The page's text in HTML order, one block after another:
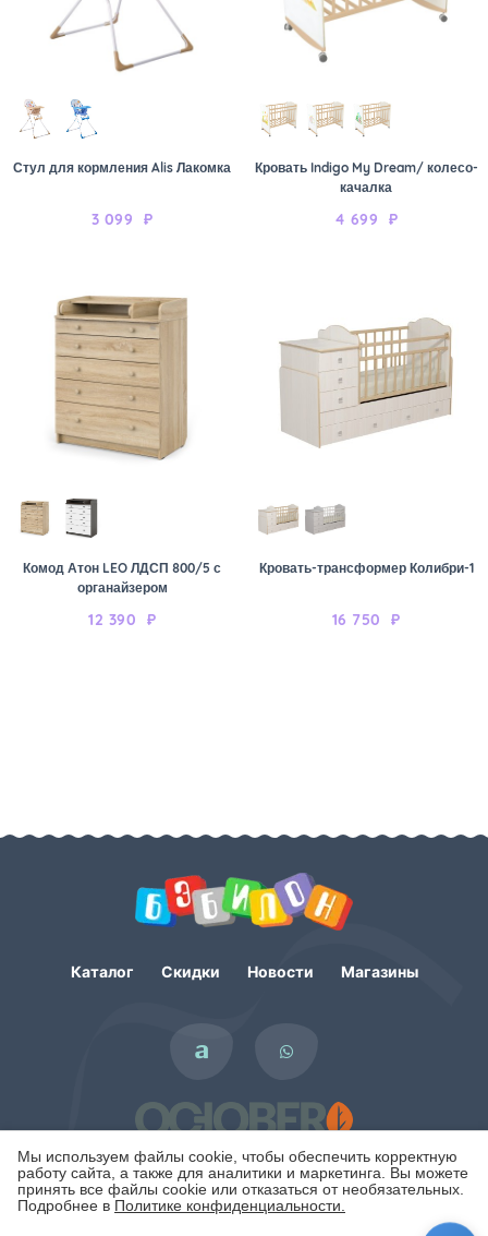
Мы используем файлы cookie, чтобы обеспечить корректную
работу сайта, а также для аналитики и маркетинга. Вы можете
принять все файлы cookie или отказаться от необязательных.
Подробнее в Политике конфиденциальности.
Стул для кормления Alis Лакомка
3 099 ₽
Кровать Indigo My Dream/ колесо-
качалка
4 699 ₽
Комод Атон LEO ЛДСП 800/5 с
органайзером
12 390 ₽
Кровать-трансформер Колибри-1
16 750 ₽
Каталог Скидки Новости Магазины
Политика конфиденциальности